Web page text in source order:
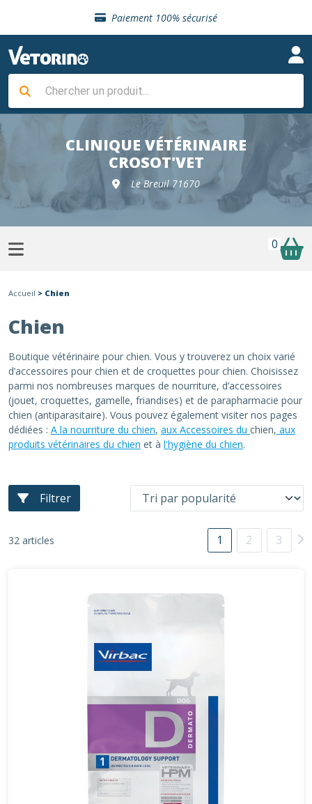
Paiement 100% sécurisé
Livraison gratuite en clinique vétérinaire
Sélection de croquettes vétérinaire
Livraison gratuite en clinique vétérinaire
Retour gratuit en clinique
CLINIQUE VÉTÉRINAIRE
CROSOT'VET
Le Breuil 71670
0
Accueil > Chien
Chien
Boutique vétérinaire pour chien. Vous y trouverez un choix varié
d’accessoires pour chien et de croquettes pour chien. Choisissez
parmi nos nombreuses marques de nourriture, d’accessoires
(jouet, croquettes, gamelle, friandises) et de parapharmacie pour
chien (antiparasitaire). Vous pouvez également visiter nos pages
dédiées : A la nourriture du chien, aux Accessoires du chien, aux
produits vétérinaires du chien et à l'hygiène du chien.
Filtrer
32 articles 1 2 3